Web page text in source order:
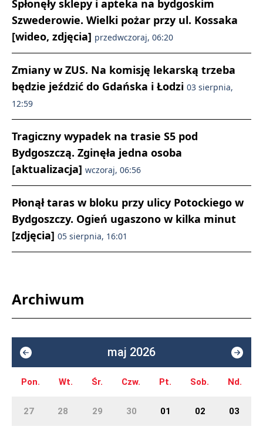
Spłonęły sklepy i apteka na bydgoskim
Szwederowie. Wielki pożar przy ul. Kossaka
[wideo, zdjęcia] przedwczoraj, 06:20
Zmiany w ZUS. Na komisję lekarską trzeba
będzie jeździć do Gdańska i Łodzi 03 sierpnia,
12:59
Tragiczny wypadek na trasie S5 pod
Bydgoszczą. Zginęła jedna osoba
[aktualizacja] wczoraj, 06:56
Płonął taras w bloku przy ulicy Potockiego w
Bydgoszczy. Ogień ugaszono w kilka minut
[zdjęcia] 05 sierpnia, 16:01
Archiwum
maj 2026
Pon. Wt. Śr. Czw. Pt. Sob. Nd.
27 28 29 30 01 02 03